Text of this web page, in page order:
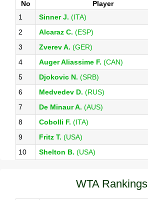
No Player
1
Sinner J. (ITA)
2
Alcaraz C. (ESP)
3
Zverev A. (GER)
4
Auger Aliassime F. (CAN)
5
Djokovic N. (SRB)
6
Medvedev D. (RUS)
7
De Minaur A. (AUS)
8
Cobolli F. (ITA)
9
Fritz T. (USA)
10
Shelton B. (USA)
WTA Rankings